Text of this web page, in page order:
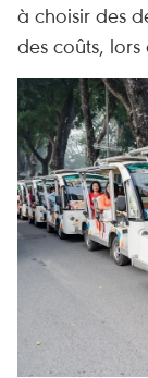
à choisir des
des coûts,